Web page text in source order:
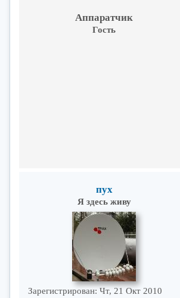
Аппаратчик
Гость
пух
Я здесь живу
Зарегистрирован: Чт, 21 Окт 2010